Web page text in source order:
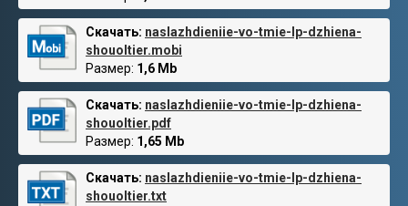
Скачать: naslazhdieniie-vo-tmie-lp-dzhiena-
shouoltier.mobi
Размер: 1,6 Mb
Скачать: naslazhdieniie-vo-tmie-lp-dzhiena-
shouoltier.pdf
Размер: 1,65 Mb
Скачать: naslazhdieniie-vo-tmie-lp-dzhiena-
shouoltier.txt